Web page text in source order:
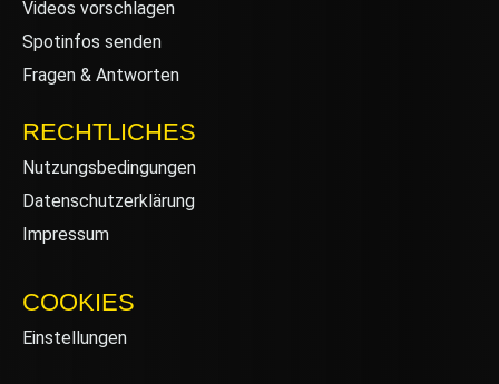
Videos vorschlagen
Spotinfos senden
Fragen & Antworten
RECHTLICHES
Nutzungsbedingungen
Datenschutzerklärung
Impressum
COOKIES
Einstellungen